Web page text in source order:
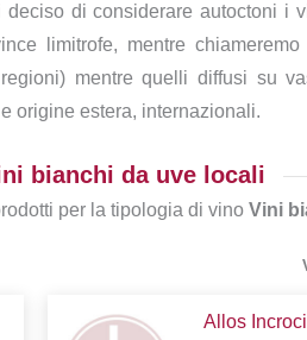
di considerare autoctoni i
limitrofe, mentre
mentre quelli diffusi su
origine estera, internazionali.
bianchi da uve locali
per la tipologia di vino Vini
Allos